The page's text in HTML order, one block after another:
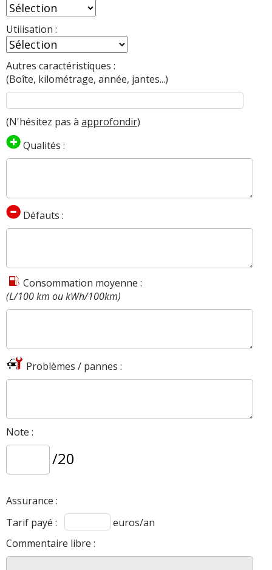
Utilisation :
Autres caractéristiques :
(Boîte, kilométrage, année, jantes...)
(N'hésitez pas à approfondir)
Qualités :
Défauts :
Consommation moyenne :
(L/100 km ou kWh/100km)
Problèmes / pannes :
Note :
/20
Assurance :
Tarif payé :
euros/an
Commentaire libre :